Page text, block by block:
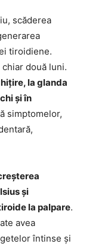
scăderea
tiroidiene.
două luni.
la glanda
şi în
simptomelor,
şi
la palpare.
avea
întinse şi